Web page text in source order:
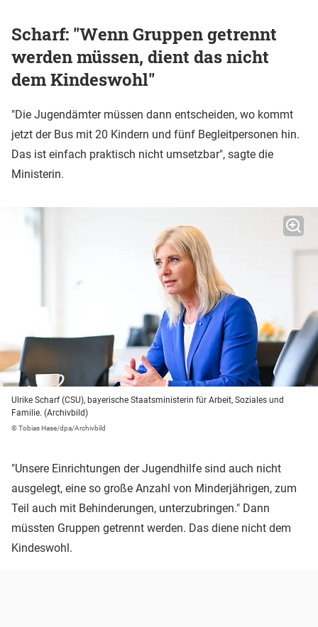
Scharf: "Wenn Gruppen getrennt
werden müssen, dient das nicht
dem Kindeswohl"
"Die Jugendämter müssen dann entscheiden, wo kommt
jetzt der Bus mit 20 Kindern und fünf Begleitpersonen hin.
Das ist einfach praktisch nicht umsetzbar", sagte die
Ministerin.
Ulrike Scharf (CSU), bayerische Staatsministerin für Arbeit, Soziales und
Familie. (Archivbild)
© Tobias Hase/dpa/Archivbild
"Unsere Einrichtungen der Jugendhilfe sind auch nicht
ausgelegt, eine so große Anzahl von Minderjährigen, zum
Teil auch mit Behinderungen, unterzubringen." Dann
müssten Gruppen getrennt werden. Das diene nicht dem
Kindeswohl.